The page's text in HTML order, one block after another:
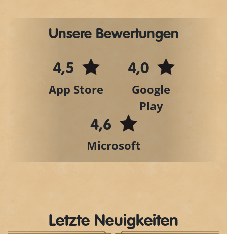
Unsere Bewertungen
4,5
App Store
4,0
Google
Play
4,6
Microsoft
Letzte Neuigkeiten